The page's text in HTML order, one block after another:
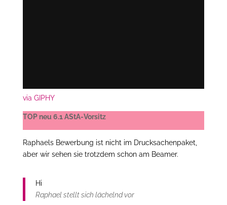
via GIPHY
TOP neu 6.1 AStA-Vorsitz
Raphaels Bewerbung ist nicht im Drucksachenpaket,
aber wir sehen sie trotzdem schon am Beamer.
Hi
Raphael stellt sich lächelnd vor